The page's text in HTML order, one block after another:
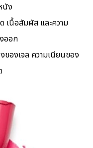
นัง
เนื้อสัมผัส และความ
ออก
องเจล ความเนียนของ